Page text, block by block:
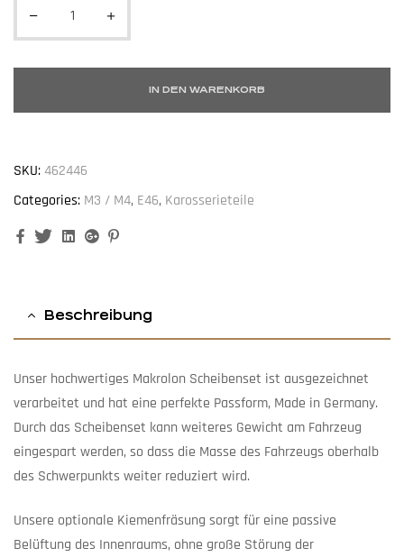
IN DEN WARENKORB
SKU:462446
Categories: M3 / M4, E46, Karosserieteile
FacebookTwitterLinkedinGoogle+
Beschreibung
Unser hochwertiges Makrolon Scheibenset ist ausgezeichnet
verarbeitet und hat eine perfekte Passform, Made in Germany.
Durch das Scheibenset kann weiteres Gewicht am Fahrzeug
eingespart werden, so dass die Masse des Fahrzeugs oberhalb
des Schwerpunkts weiter reduziert wird.
Unsere optionale Kiemenfräsung sorgt für eine passive
Belüftung des Innenraums, ohne große Störung der